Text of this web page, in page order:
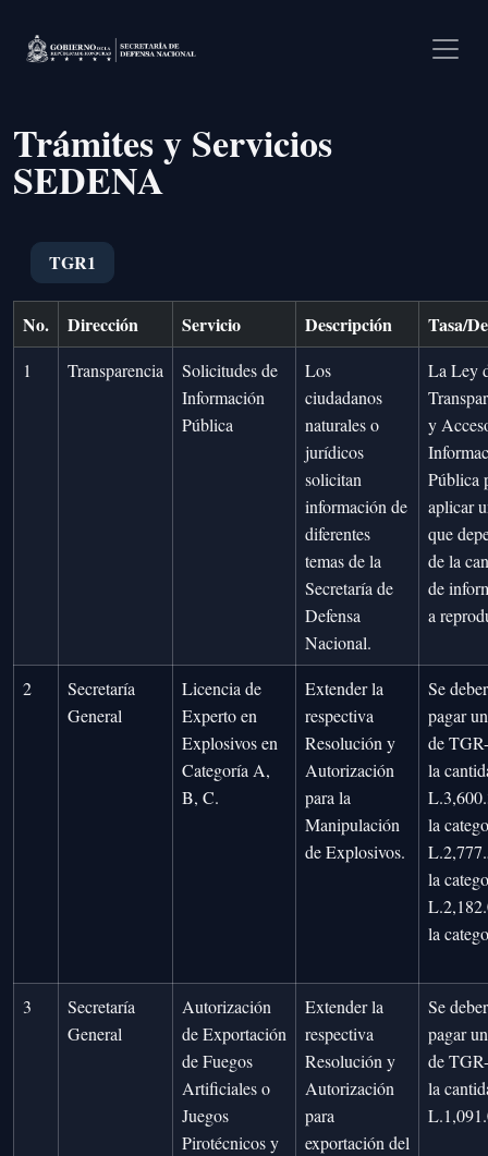
Trámites y Servicios
SEDENA
TGR1
No. Dirección Servicio Descripción Tasa/
1 Transparencia
Solicitudes de
Información
Pública
Los
ciudadanos
naturales o
jurídicos
solicitan
información de
diferentes
temas de la
Secretaría de
Defensa
Nacional.
La Ley
y
Pública
aplicar
que
de la
de
a
2
Secretaría
General
Licencia de
Experto en
Explosivos en
Categoría A,
B, C.
Extender la
respectiva
Resolución y
Autorización
para la
Manipulación
de Explosivos.
Se
pagar
de
la
la
la
la
3
Secretaría
General
Autorización
de Exportación
de Fuegos
Artificiales o
Juegos
Pirotécnicos y
Extender la
respectiva
Resolución y
Autorización
para
exportación del
Se
pagar
de
la